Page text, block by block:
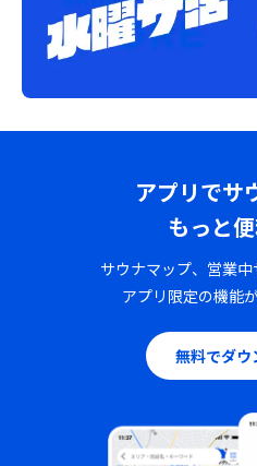
アプリでサ
もっと
サウナマップ、営業中
アプリ限定の機能
無料でダウ